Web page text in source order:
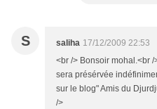
S saliha 17/12/2009 22:53
<br /> Bonsoir mohal.<br
sera présérvée
sur le blog" Amis du
/>